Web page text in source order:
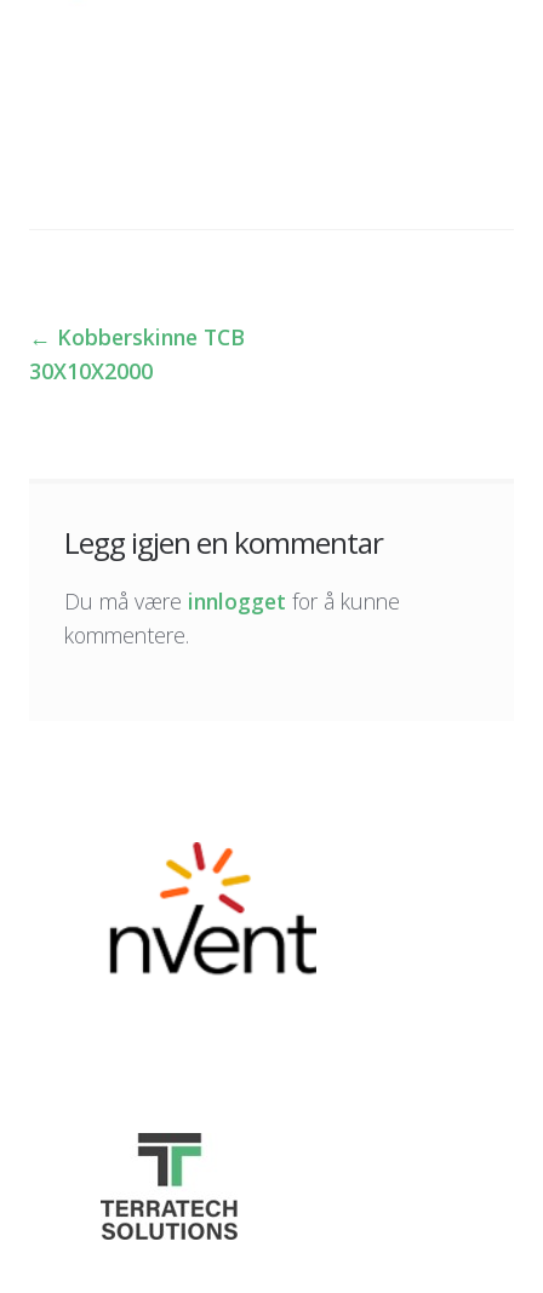
Innleggsnavigasjon
← Kobberskinne TCB
30X10X2000
Legg igjen en kommentar
Du må være innlogget for å kunne
kommentere.